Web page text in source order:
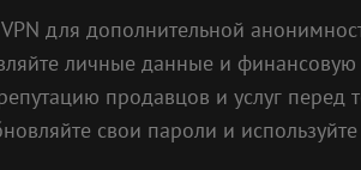
для дополнительной
личные данные и
продавцов и услуг перед
свои пароли и